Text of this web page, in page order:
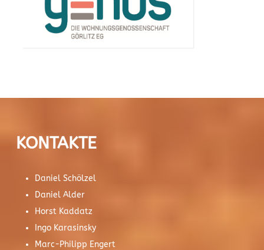
KONTAKTE
Daniel Schölzel
Daniel Alder
Horst Kaddatz
Ingo Karasinsky
Marc-Philipp Engert